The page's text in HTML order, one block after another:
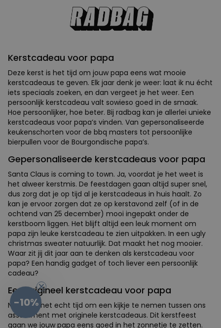
Kerstcadeau voor papa
Deze kerst is het tijd om jouw papa eens wat mooie
kerstcadeaus te geven. Elk jaar denk je weer: laat ik nu écht
iets speciaals zoeken, en dan vergeet je het weer. Een
persoonlijk kerstcadeau valt sowieso goed in de smaak. Hoe
persoonlijker, hoe beter. Bij radbag kan je allerlei unieke
kerstcadeaus voor papa’s vinden. Van gepersonaliseerde
keukenschorten voor de bbq masters tot persoonlijke
bierpullen voor de Bourgondische papa’s.
Gepersonaliseerde kerstcadeaus voor papa
Santa Claus is coming to town. Ja, voordat je het weet is het
alweer kerstmis. De feestdagen gaan altijd super snel, dus
zorg dat je op tijd al je kerstcadeaus in huis haalt. Zo kan je
ervoor zorgen dat ze op kerstavond zelf (of in de ochtend van
25 december) mooi ingepakt onder de kerstboom liggen. Het
blijft altijd een leuk moment om papa zijn leuke kerstcadeau
te zien uitpakken. In een ugly christmas sweater natuurlijk.
Dat maakt het nog mooier. Waar zit jij dit jaar aan te denken
als kerstcadeau voor papa? Een handig gadget of toch liever
een persoonlijk cadeau?
Een origineel kerstcadeau voor papa
Nu wordt het echt tijd om een kijkje te nemen tussen ons
assortiment met originele kerstcadeaus. Dit kerstfeest gaan
we jouw papa eens goed in het zonnetje te zetten. Een
grappig kerstcadeau, een handig kerstcadeau of iets
-10%